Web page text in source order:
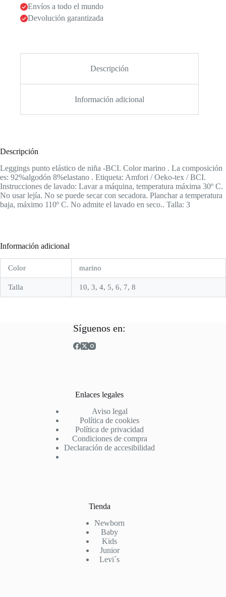
Envíos a todo el mundo
Devolución garantizada
Descripción
Información adicional
Descripción
Leggings punto elástico de niña -BCI. Color marino . La composición
es: 92%algodón 8%elastano . Etiqueta: Amfori / Oeko-tex / BCI.
Instrucciones de lavado: Lavar a máquina, temperatura máxima 30º C.
No usar lejía. No se puede secar con secadora. Planchar a temperatura
baja, máximo 110º C. No admite el lavado en seco.. Talla: 3
Información adicional
Color marino
Talla 10, 3, 4, 5, 6, 7, 8
Síguenos en:
Enlaces legales
Aviso legal
Política de cookies
Política de privacidad
Condiciones de compra
Declaración de accesibilidad
Tienda
Newborn
Baby
Kids
Junior
Levi´s